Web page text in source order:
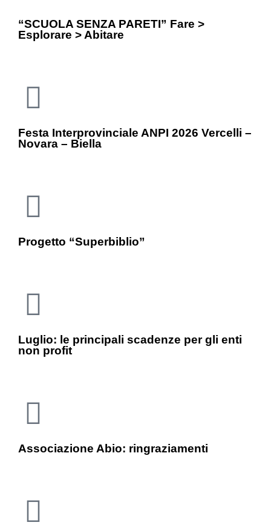
“SCUOLA SENZA PARETI” Fare >
Esplorare > Abitare
Festa Interprovinciale ANPI 2026 Vercelli –
Novara – Biella
Progetto “Superbiblio”
Luglio: le principali scadenze per gli enti
non profit
Associazione Abio: ringraziamenti